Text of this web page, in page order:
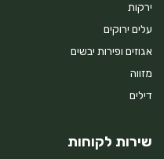
ירקות
עלים ירוקים
אגוזים ופירות יבשים
מזווה
דילים
שירות לקוחות